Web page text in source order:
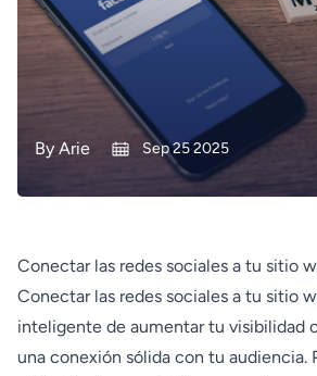
ByArie Sep 25 2025
Conectar las redes sociales a tu sitio
Conectar las redes sociales a tu sitio
inteligente de aumentar tu visibilidad
una conexión sólida con tu audiencia.